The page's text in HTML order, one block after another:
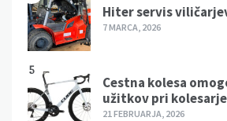
Hiter servis
7 MARCA, 2026
5
Cestna kolesa
užitkov pri
21 FEBRUARJA, 2026